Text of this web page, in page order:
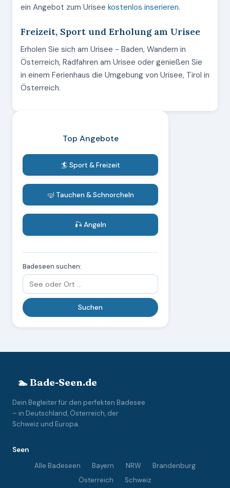
ein Angebot zum Urisee kostenlos inserieren.
Freizeit, Sport und Erholung am Urisee
Erholen Sie sich am Urisee - Baden, Wandern in
Österreich, Radfahren am Urisee oder genießen Sie
in einem Ferienhaus die Umgebung von Urisee, Tirol in
Österreich.
Top Angebote
🏄 Sport & Freizeit
🤿 Tauchen & Schnorcheln
🎣 Angeln
Badeseen suchen:
🏊 Bade-Seen.de
Dein Begleiter für den perfekten Badesee
– in Deutschland, Österreich, der
Schweiz und Europa.
Seen
Alle Badeseen
Bayern NRW
Brandenburg
Österreich
Schweiz